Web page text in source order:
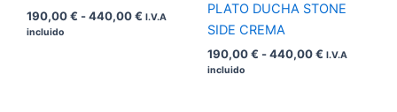
190,00€ -440,00€ I.V.A
incluido
PLATO DUCHA STONE
SIDE CREMA
190,00€ -440,00€
440,00 €
I.V.A
incluido